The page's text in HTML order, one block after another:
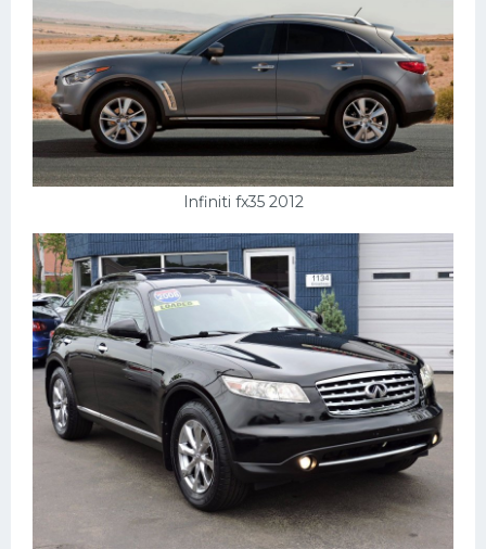
Infiniti fx35 2012
Шкода
Вертолеты
Мазда
Самокаты
Рено
Прогулочные суда
Хендай
Лимузины
Камаз
Автобусы
Грузовики